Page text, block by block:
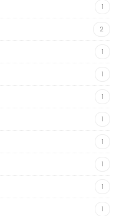
1
2
1
1
1
1
1
1
1
1